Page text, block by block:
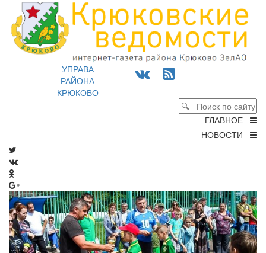
УПРАВА
РАЙОНА
КРЮКОВО
ГЛАВНОЕ
НОВОСТИ